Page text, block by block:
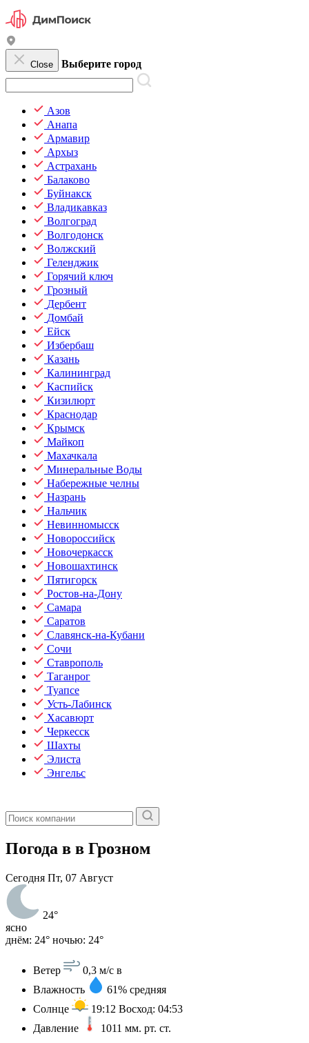
Close Выберите город
Азов
Анапа
Армавир
Архыз
Астрахань
Балаково
Буйнакск
Владикавказ
Волгоград
Волгодонск
Волжский
Геленджик
Горячий ключ
Грозный
Дербент
Домбай
Ейск
Избербаш
Казань
Калининград
Каспийск
Кизилюрт
Краснодар
Крымск
Майкоп
Махачкала
Минеральные Воды
Набережные челны
Назрань
Нальчик
Невинномысск
Новороссийск
Новочеркасск
Новошахтинск
Пятигорск
Ростов-на-Дону
Самара
Саратов
Славянск-на-Кубани
Сочи
Ставрополь
Таганрог
Туапсе
Усть-Лабинск
Хасавюрт
Черкесск
Шахты
Элиста
Энгельс
Погода в в Грозном
Сегодня Пт, 07 Август
24°
ясно
днём: 24° ночью: 24°
Ветер 0,3 м/с в
Влажность
61% средняя
Солнце
19:12 Восход: 04:53
Давление
1011 мм. рт. ст.